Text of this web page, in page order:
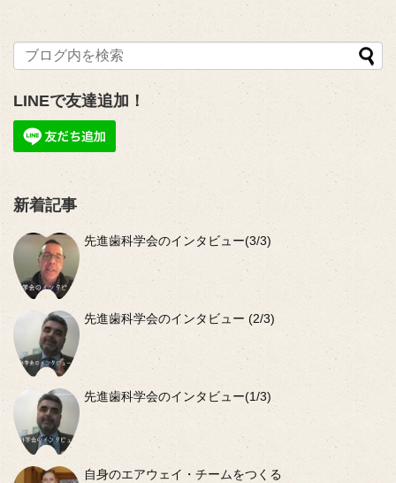
LINEで友達追加！
新着記事
先進歯科学会のインタビュー(3/3)
先進歯科学会のインタビュー (2/3)
先進歯科学会のインタビュー(1/3)
自身のエアウェイ・チームをつくる